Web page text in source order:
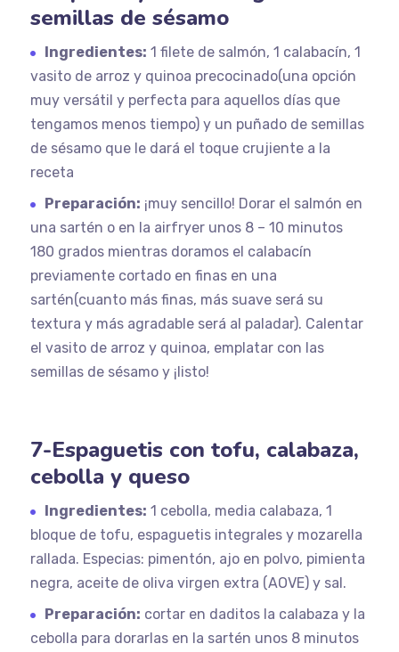
semillas de sésamo
Ingredientes: 1 filete de salmón, 1 calabacín, 1
vasito de arroz y quinoa precocinado(una opción
muy versátil y perfecta para aquellos días que
tengamos menos tiempo) y un puñado de semillas
de sésamo que le dará el toque crujiente a la
receta
Preparación: ¡muy sencillo! Dorar el salmón en
una sartén o en la airfryer unos 8 – 10 minutos
180 grados mientras doramos el calabacín
previamente cortado en finas en una
sartén(cuanto más finas, más suave será su
textura y más agradable será al paladar). Calentar
el vasito de arroz y quinoa, emplatar con las
semillas de sésamo y ¡listo!
7-Espaguetis con tofu, calabaza,
cebolla y queso
Ingredientes: 1 cebolla, media calabaza, 1
bloque de tofu, espaguetis integrales y mozarella
rallada. Especias: pimentón, ajo en polvo, pimienta
negra, aceite de oliva virgen extra (AOVE) y sal.
Preparación: cortar en daditos la calabaza y la
cebolla para dorarlas en la sartén unos 8 minutos